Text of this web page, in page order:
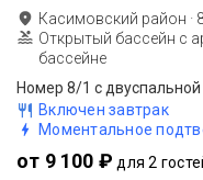
Касимовский район ·
Открытый бассейн с
бассейне
Номер 8/1 с двуспальной
Включен завтрак
Моментальное
от 9 100 ₽ для 2